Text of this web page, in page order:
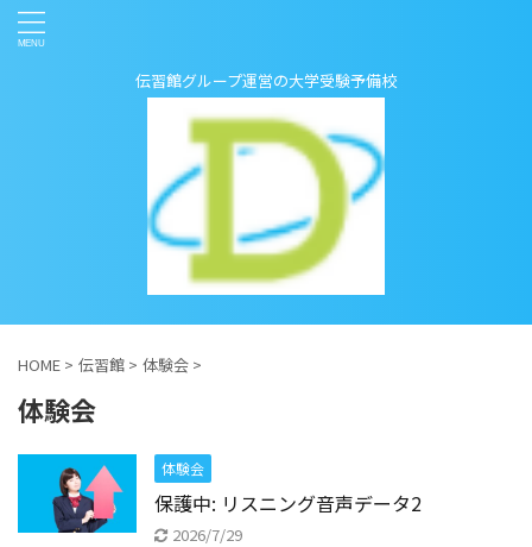
伝習館グループ運営の大学受験予備校
HOME > 伝習館 > 体験会 >
体験会
体験会
保護中: リスニング音声データ2
2026/7/29